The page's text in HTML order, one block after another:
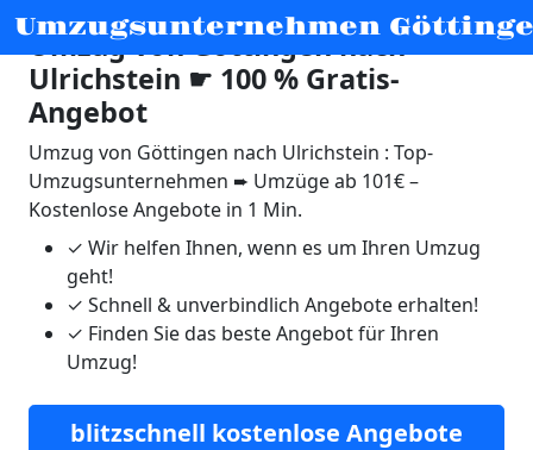
Umzugsunternehmen
Umzug von Göttingen nach
Ulrichstein ☛ 100 % Gratis-
Angebot
Umzug von Göttingen nach Ulrichstein : Top-
Umzugsunternehmen ➨ Umzüge ab 101€ –
Kostenlose Angebote in 1 Min.
✓ Wir helfen Ihnen, wenn es um Ihren Umzug
geht!
✓ Schnell & unverbindlich Angebote erhalten!
✓ Finden Sie das beste Angebot für Ihren
Umzug!
blitzschnell kostenlose Angebote